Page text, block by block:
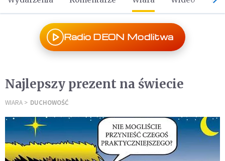
Radio DEON Modlitwa
Najlepszy prezent na świecie
WIARA DUCHOWOŚĆ